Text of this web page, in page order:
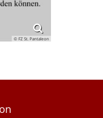
© FZ St. Pantaleon